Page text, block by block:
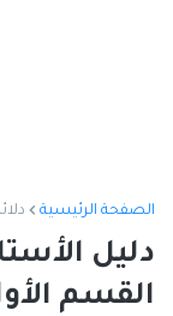
الصفحة الرئيسية
دليل
القسم